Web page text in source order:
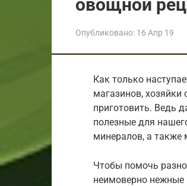
овощной
Опубликовано: 16 Апр 19
Как только
магазинов, хозяйки
приготовить. Ведь
полезные для
минералов, а также
Чтобы помочь
неимоверно нежные